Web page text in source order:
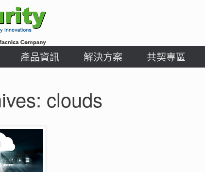
產品資訊 解決方案 共契專區
clouds